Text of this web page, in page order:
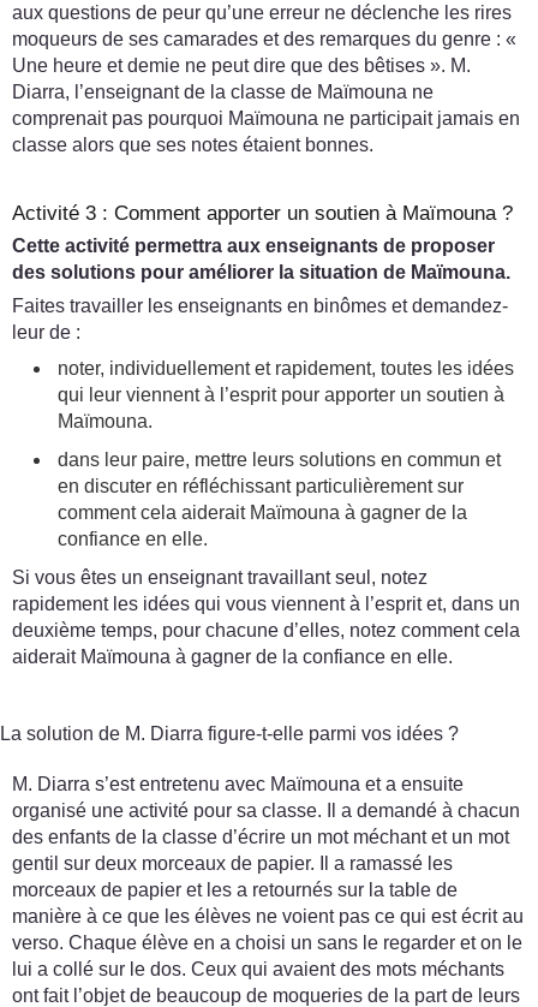
aux questions de peur qu’une erreur ne déclenche les rires
moqueurs de ses camarades et des remarques du genre : «
Une heure et demie ne peut dire que des bêtises ». M.
Diarra, l’enseignant de la classe de Maïmouna ne
comprenait pas pourquoi Maïmouna ne participait jamais en
classe alors que ses notes étaient bonnes.
Activité 3 : Comment apporter un soutien à Maïmouna ?
Cette activité permettra aux enseignants de proposer
des solutions pour améliorer la situation de Maïmouna.
Faites travailler les enseignants en binômes et demandez-
leur de :
noter, individuellement et rapidement, toutes les idées
qui leur viennent à l’esprit pour apporter un soutien à
Maïmouna.
dans leur paire, mettre leurs solutions en commun et
en discuter en réfléchissant particulièrement sur
comment cela aiderait Maïmouna à gagner de la
confiance en elle.
Si vous êtes un enseignant travaillant seul, notez
rapidement les idées qui vous viennent à l’esprit et, dans un
deuxième temps, pour chacune d’elles, notez comment cela
aiderait Maïmouna à gagner de la confiance en elle.
La solution de M. Diarra figure-t-elle parmi vos idées ?
M. Diarra s’est entretenu avec Maïmouna et a ensuite
organisé une activité pour sa classe. Il a demandé à chacun
des enfants de la classe d’écrire un mot méchant et un mot
gentil sur deux morceaux de papier. Il a ramassé les
morceaux de papier et les a retournés sur la table de
manière à ce que les élèves ne voient pas ce qui est écrit au
verso. Chaque élève en a choisi un sans le regarder et on le
lui a collé sur le dos. Ceux qui avaient des mots méchants
ont fait l’objet de beaucoup de moqueries de la part de leurs